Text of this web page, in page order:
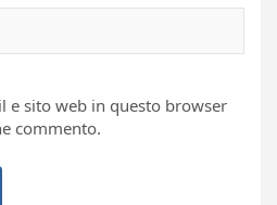
e sito web in questo browser
commento.